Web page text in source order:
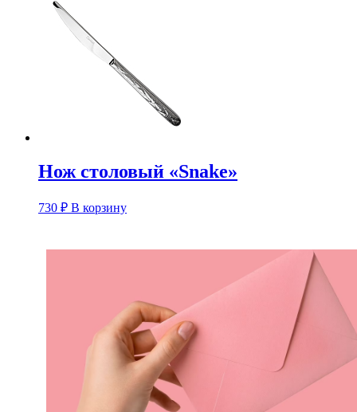
Нож столовый «Snake»
730 ₽ В корзину